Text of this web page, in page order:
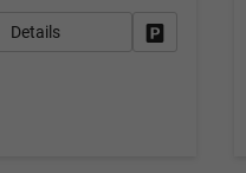
Details Fahrzeug